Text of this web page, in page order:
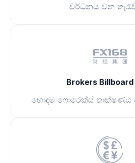
වර්ධනය වන
Brokers Billboard
හොඳම ෆොරෙක්ස් තාක්ෂණය